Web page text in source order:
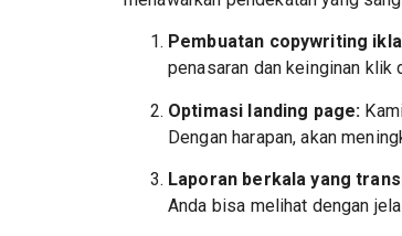
Pembuatan copywriting
penasaran dan keinginan klik
Optimasi landing page:
Dengan harapan, akan
Laporan berkala yang
Anda bisa melihat dengan